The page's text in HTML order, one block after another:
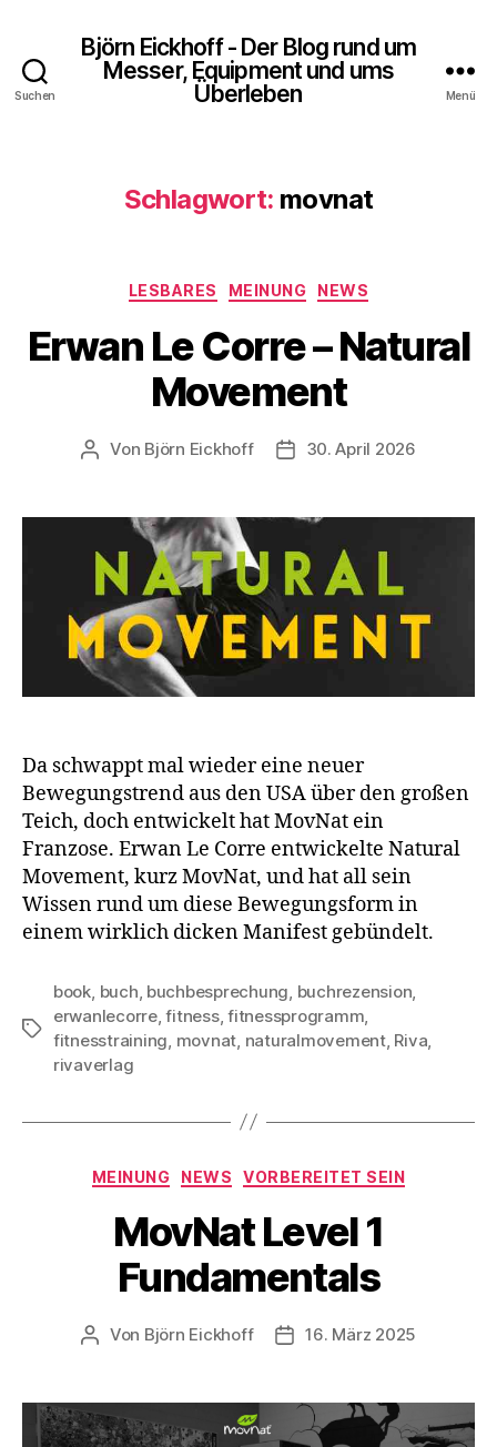
Suchen
Björn Eickhoff - Der Blog rund um
Messer, Equipment und ums
Überleben
Menü
Schlagwort: movnat
Kategorien
LESBARES MEINUNG NEWS
Erwan Le Corre – Natural
Movement
Beitragsautor
Von Björn Eickhoff Veröffentlichungsdatum
30. April 2026
Da schwappt mal wieder eine neuer
Bewegungstrend aus den USA über den großen
Teich, doch entwickelt hat MovNat ein
Franzose. Erwan Le Corre entwickelte Natural
Movement, kurz MovNat, und hat all sein
Wissen rund um diese Bewegungsform in
einem wirklich dicken Manifest gebündelt.
Schlagwörter
book buch buchbesprechung buchrezension
erwanlecorre,fitness,fitnessprogramm
fitnesstraining movnat naturalmovement, Riva
rivaverlag
Kategorien
MEINUNG NEWS VORBEREITET SEIN
MovNat Level 1
Fundamentals
Beitragsautor
Von Björn Eickhoff Veröffentlichungsdatum
16. März 2025